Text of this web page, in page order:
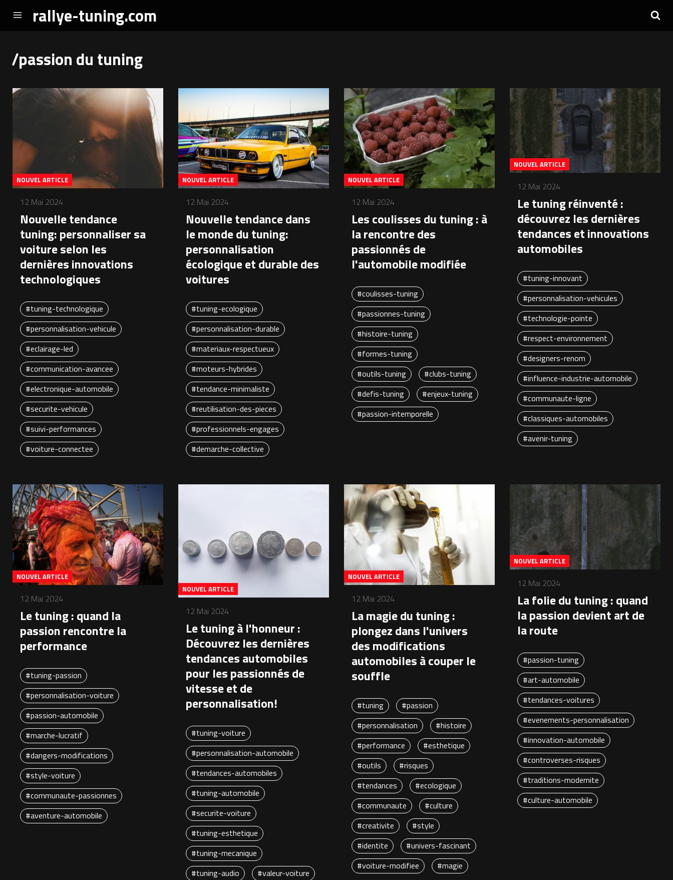
rallye-tuning.com
/passion du tuning
NOUVEL ARTICLE
12 Mai 2024
Nouvelle tendance
tuning: personnaliser sa
voiture selon les
dernières innovations
technologiques
#tuning-technologique
#personnalisation-vehicule
#eclairage-led
#communication-avancee
#electronique-automobile
#securite-vehicule
#suivi-performances
#voiture-connectee
NOUVEL ARTICLE
12 Mai 2024
Nouvelle tendance dans
le monde du tuning:
personnalisation
écologique et durable des
voitures
#tuning-ecologique
#personnalisation-durable
#materiaux-respectueux
#moteurs-hybrides
#tendance-minimaliste
#reutilisation-des-pieces
#professionnels-engages
#demarche-collective
NOUVEL ARTICLE
12 Mai 2024
Les coulisses du tuning : à
la rencontre des
passionnés de
l'automobile modifiée
#coulisses-tuning
#passionnes-tuning
#histoire-tuning
#formes-tuning
#outils-tuning
#clubs-tuning
#defis-tuning
#enjeux-tuning
#passion-intemporelle
NOUVEL ARTICLE
12 Mai 2024
Le tuning réinventé :
découvrez les dernières
tendances et innovations
automobiles
#tuning-innovant
#personnalisation-vehicules
#technologie-pointe
#respect-environnement
#designers-renom
#influence-industrie-automobile
#communaute-ligne
#classiques-automobiles
#avenir-tuning
NOUVEL ARTICLE
12 Mai 2024
Le tuning : quand la
passion rencontre la
performance
#tuning-passion
#personnalisation-voiture
#passion-automobile
#marche-lucratif
#dangers-modifications
#style-voiture
#communaute-passionnes
#aventure-automobile
NOUVEL ARTICLE
12 Mai 2024
Le tuning à l'honneur :
Découvrez les dernières
tendances automobiles
pour les passionnés de
vitesse et de
personnalisation!
#tuning-voiture
#personnalisation-automobile
#tendances-automobiles
#tuning-automobile
#securite-voiture
#tuning-esthetique
#tuning-mecanique
#tuning-audio
#valeur-voiture
NOUVEL ARTICLE
12 Mai 2024
La magie du tuning :
plongez dans l'univers
des modifications
automobiles à couper le
souffle
#tuning
#passion
#personnalisation
#histoire
#performance
#esthetique
#outils
#risques
#tendances
#ecologique
#communaute
#culture
#creativite
#style
#identite
#univers-fascinant
#voiture-modifiee
#magie
NOUVEL ARTICLE
12 Mai 2024
La folie du tuning : quand
la passion devient art de
la route
#passion-tuning
#art-automobile
#tendances-voitures
#evenements-personnalisation
#innovation-automobile
#controverses-risques
#traditions-modernite
#culture-automobile